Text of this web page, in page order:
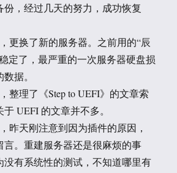
份，经过几天的努力，成功恢复
更换了新的服务器。之前用的“辰
定了，最严重的一次服务器硬盘损
据。
整理了《Step to UEFI》的文章索
UEFI 的文章并不多。
昨天刚注意到因为插件的原因，
言。重建服务器还是很麻烦的事
没有系统性的测试，不知道哪里有